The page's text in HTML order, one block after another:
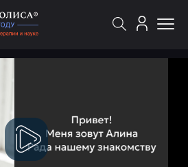
Смотреть